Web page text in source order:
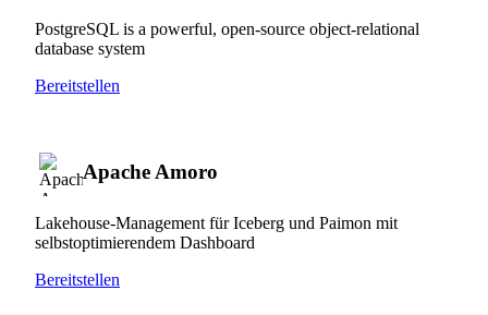
PostgreSQL is a powerful, open-source object-relational
database system
Bereitstellen
Apache Amoro
Lakehouse-Management für Iceberg und Paimon mit
selbstoptimierendem Dashboard
Bereitstellen